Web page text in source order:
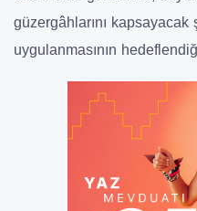
güzergâhlarını kapsayacak
uygulanmasının